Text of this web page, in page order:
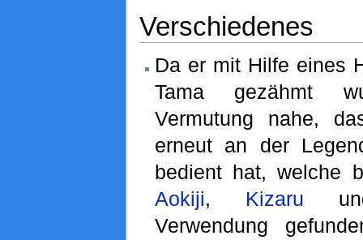
Verschiedenes
Da er mit Hilfe eines
Tama gezähmt
Vermutung nahe,
erneut an der
bedient hat, welche
Aokiji, Kizaru
Verwendung